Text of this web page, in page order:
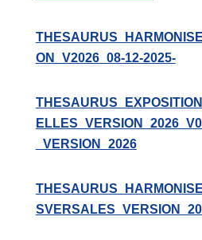
ON_V2026_08-12-2025-
_VERSION_2026